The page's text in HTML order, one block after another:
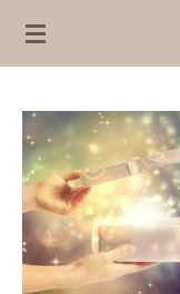
Ga
de
hoofdinhoud